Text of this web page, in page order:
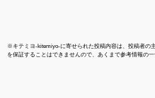
※キテミヨ-kitemiyo-に寄せられた投稿内容は、投稿者の
を保証することはできませんので、あくまで参考情報の一